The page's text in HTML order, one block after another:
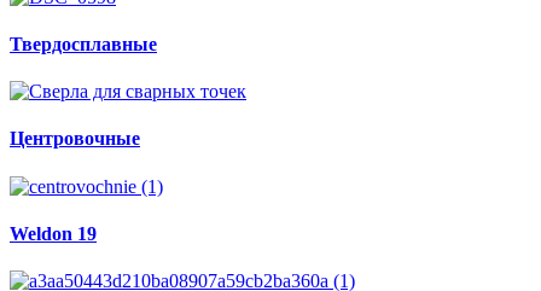
Твердосплавные
Центровочные
Weldon 19